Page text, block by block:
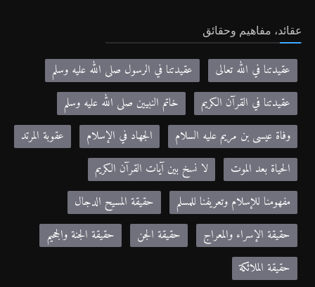
عقائد، مفاهيم وحقائق
عقيدتنا في الله تعالى
عقيدتنا في الرسول صلى الله عليه وسلم
عقيدتنا في القرآن الكريم
خاتم النبيين صلى الله عليه وسلم
وفاة عيسى بن مريم عليه السلام
الجهاد في الإسلام
عقوبة المرتد
الحياة بعد الموت
لا نسخ بين آيات القرآن الكريم
مفهومنا للإسلام وتعريفنا للمسلم
حقيقة المسيح الدجال
حقيقة الإسراء والمعراج
حقيقة الجن
حقيقة الجنة والجحيم
حقيقة الملائكة